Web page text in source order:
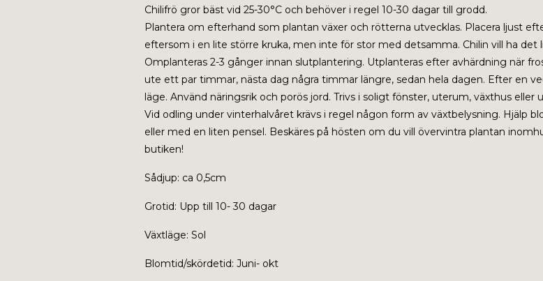
Chilifrö gror bäst vid 25-30°C och behöver i regel 10-30 dagar till grodd.
Plantera om efterhand som plantan växer och rötterna utvecklas. Placera ljust
eftersom i en lite större kruka, men inte för stor med detsamma. Chilin vill ha
Omplanteras 2-3 gånger innan slutplantering. Utplanteras efter avhärdning när
ute ett par timmar, nästa dag några timmar längre, sedan hela dagen. Efter en
läge. Använd näringsrik och porös jord. Trivs i soligt fönster, uterum, växthus
Vid odling under vinterhalvåret krävs i regel någon form av växtbelysning. Hjälp
eller med en liten pensel. Beskäres på hösten om du vill övervintra plantan
butiken!
Sådjup: ca 0,5cm
Grotid: Upp till 10- 30 dagar
Växtläge: Sol
Blomtid/skördetid: Juni- okt